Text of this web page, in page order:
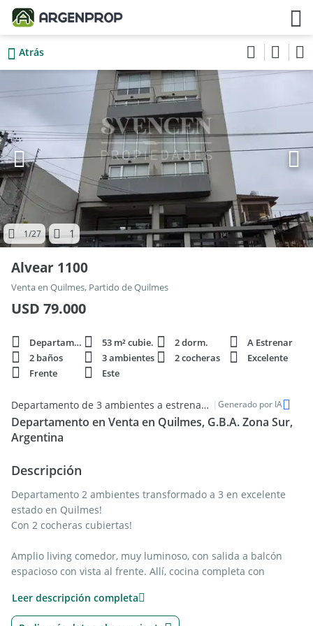
Atrás
1/27 1
Alvear 1100
Venta en Quilmes, Partido de Quilmes
USD 79.000
Departamento 53 m² cubie. 2 dorm.
A Estrenar
2 baños
3 ambientes 2 cocheras
Excelente
Frente
Este
Departamento de 3 ambientes a estrenar con 2 cocheras en venta en Quilmes | Generado por IA
Departamento en Venta en Quilmes, G.B.A. Zona Sur,
Argentina
Descripción
Departamento 2 ambientes transformado a 3 en excelente
estado en Quilmes!
Con 2 cocheras cubiertas!
Amplio living comedor, muy luminoso, con salida a balcón
espacioso con vista al frente. Allí, cocina completa con
encuentra el dormitorio en suite, muy cómodo, con ambiente
que podría ser utilizado como segundo dormitorio,
Leer descripción completa